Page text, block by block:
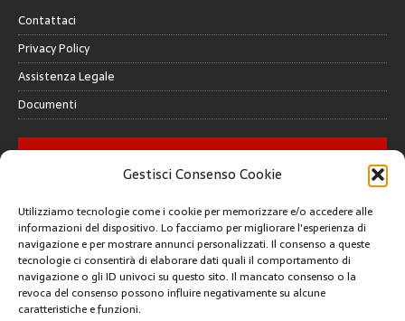
Gestisci Consenso Cookie
Utilizziamo tecnologie come i cookie per memorizzare e/o accedere alle
informazioni del dispositivo. Lo facciamo per migliorare l'esperienza di
navigazione e per mostrare annunci personalizzati. Il consenso a queste
tecnologie ci consentirà di elaborare dati quali il comportamento di
navigazione o gli ID univoci su questo sito. Il mancato consenso o la
revoca del consenso possono influire negativamente su alcune
caratteristiche e funzioni.
Contattaci
Privacy Policy
Assistenza Legale
Documenti
GALLERY
CREATIVE COMMONS
Questa opera è concessa in licenza con i termini